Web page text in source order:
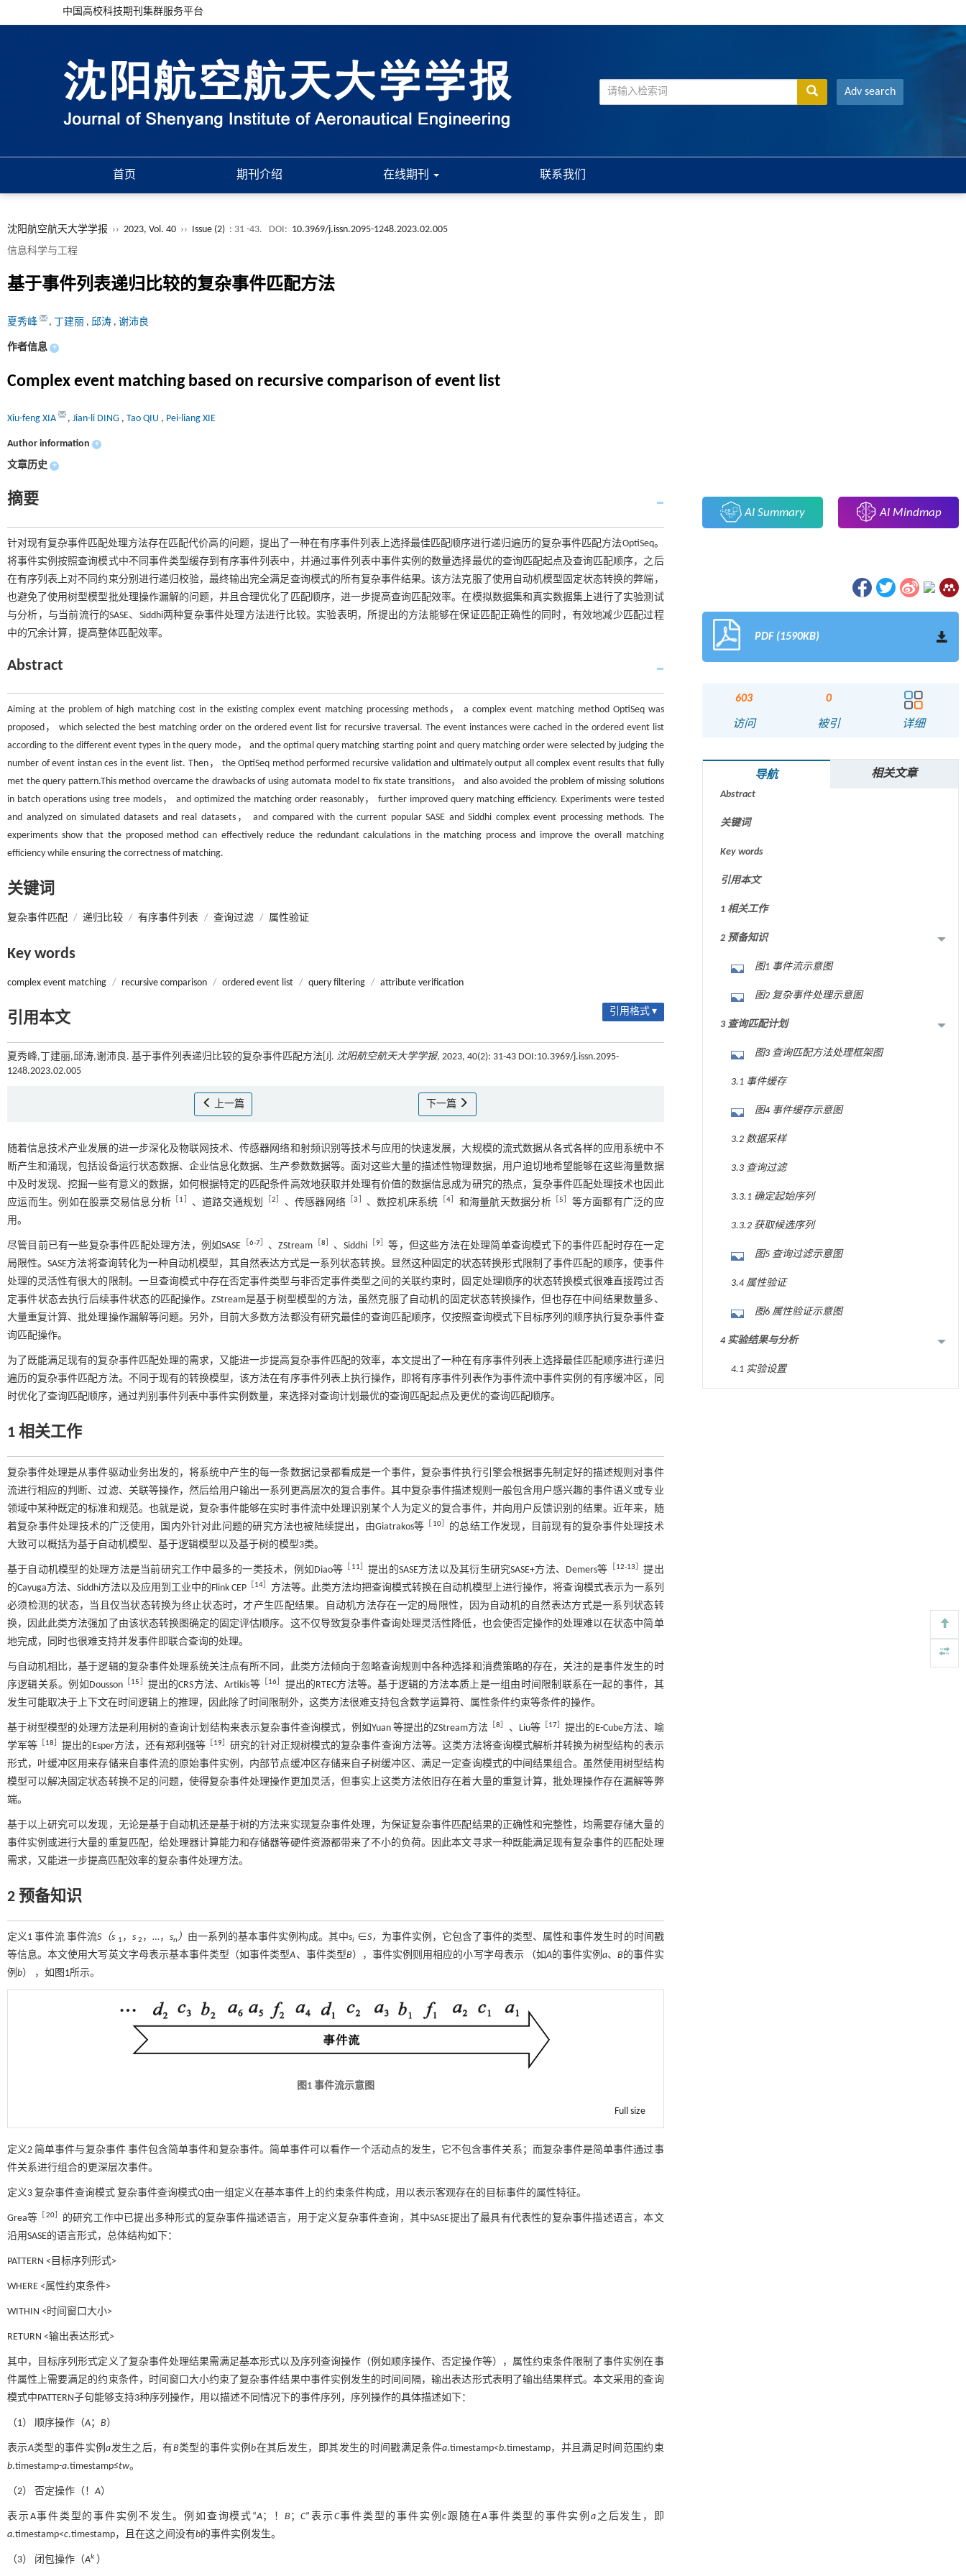
中国高校科技期刊集群服务平台
Adv search
首页 期刊介绍 在线期刊 联系我们
沈阳航空航天大学学报 ›› 2023, Vol. 40 ›› Issue (2) : 31 -43. DOI: 10.3969/j.issn.2095-1248.2023.02.005
信息科学与工程
基于事件列表递归比较的复杂事件匹配方法
夏秀峰 , 丁建丽 , 邱涛 , 谢沛良
作者信息 +
Complex event matching based on recursive comparison of event list
Xiu-feng XIA , Jian-li DING , Tao QIU , Pei-liang XIE
Author information +
文章历史 +
摘要
针对现有复杂事件匹配处理方法存在匹配代价高的问题，提出了一种在有序事件列表上选择最佳匹配顺序进行递归遍历的复杂事件匹配方法OptiSeq。
将事件实例按照查询模式中不同事件类型缓存到有序事件列表中，并通过事件列表中事件实例的数量选择最优的查询匹配起点及查询匹配顺序，之后
在有序列表上对不同约束分别进行递归校验，最终输出完全满足查询模式的所有复杂事件结果。该方法克服了使用自动机模型固定状态转换的弊端，
也避免了使用树型模型批处理操作漏解的问题，并且合理优化了匹配顺序，进一步提高查询匹配效率。在模拟数据集和真实数据集上进行了实验测试
与分析，与当前流行的SASE、Siddhi两种复杂事件处理方法进行比较。实验表明，所提出的方法能够在保证匹配正确性的同时，有效地减少匹配过程
中的冗余计算，提高整体匹配效率。
Abstract
Aiming at the problem of high matching cost in the existing complex event matching processing methods， a complex event matching method OptiSeq was
proposed， which selected the best matching order on the ordered event list for recursive traversal. The event instances were cached in the ordered event list
according to the different event types in the query mode， and the optimal query matching starting point and query matching order were selected by judging the
number of event instan ces in the event list. Then， the OptiSeq method performed recursive validation and ultimately output all complex event results that fully
met the query pattern.This method overcame the drawbacks of using automata model to fix state transitions， and also avoided the problem of missing solutions
in batch operations using tree models， and optimized the matching order reasonably， further improved query matching efficiency. Experiments were tested
and analyzed on simulated datasets and real datasets， and compared with the current popular SASE and Siddhi complex event processing methods. The
experiments show that the proposed method can effectively reduce the redundant calculations in the matching process and improve the overall matching
efficiency while ensuring the correctness of matching.
关键词
复杂事件匹配 / 递归比较 / 有序事件列表 / 查询过滤 / 属性验证
Key words
complex event matching / recursive comparison / ordered event list / query filtering / attribute verification
引用本文 引用格式 ▾
夏秀峰,丁建丽,邱涛,谢沛良. 基于事件列表递归比较的复杂事件匹配方法[J]. 沈阳航空航天大学学报, 2023, 40(2): 31-43 DOI:10.3969/j.issn.2095-
1248.2023.02.005
上一篇 下一篇
随着信息技术产业发展的进一步深化及物联网技术、传感器网络和射频识别等技术与应用的快速发展，大规模的流式数据从各式各样的应用系统中不
断产生和涌现，包括设备运行状态数据、企业信息化数据、生产参数数据等。面对这些大量的描述性物理数据，用户迫切地希望能够在这些海量数据
中及时发现、挖掘一些有意义的数据，如何根据特定的匹配条件高效地获取并处理有价值的数据信息成为研究的热点，复杂事件匹配处理技术也因此
应运而生。例如在股票交易信息分析
1 、道路交通规划 ［2 、传感器网络 ［3 、数控机床系统 4］ 和海量航天数据分析［5
等方面都有广泛的应
用。
尽管目前已有一些复杂事件匹配处理方法，例如SASE 6-7］ 、ZStream 8 、Siddhi 9］等，但这些方法在处理简单查询模式下的事件匹配时存在一定
局限性。SASE方法将查询转化为一种自动机模型，其自然表达方式是一系列状态转换。显然这种固定的状态转换形式限制了事件匹配的顺序，使事件
处理的灵活性有很大的限制。一旦查询模式中存在否定事件类型与非否定事件类型之间的关联约束时，固定处理顺序的状态转换模式很难直接跨过否
定事件状态去执行后续事件状态的匹配操作。ZStream是基于树型模型的方法，虽然克服了自动机的固定状态转换操作，但也存在中间结果数量多、
大量重复计算、批处理操作漏解等问题。另外，目前大多数方法都没有研究最佳的查询匹配顺序，仅按照查询模式下目标序列的顺序执行复杂事件查
询匹配操作。
为了既能满足现有的复杂事件匹配处理的需求，又能进一步提高复杂事件匹配的效率，本文提出了一种在有序事件列表上选择最佳匹配顺序进行递归
遍历的复杂事件匹配方法。不同于现有的转换模型，该方法在有序事件列表上执行操作，即将有序事件列表作为事件流中事件实例的有序缓冲区，同
时优化了查询匹配顺序，通过判别事件列表中事件实例数量，来选择对查询计划最优的查询匹配起点及更优的查询匹配顺序。
1 相关工作
复杂事件处理是从事件驱动业务出发的，将系统中产生的每一条数据记录都看成是一个事件，复杂事件执行引擎会根据事先制定好的描述规则对事件
流进行相应的判断、过滤、关联等操作，然后给用户输出一系列更高层次的复合事件。其中复杂事件描述规则一般包含用户感兴趣的事件语义或专业
领域中某种既定的标准和规范。也就是说，复杂事件能够在实时事件流中处理识别某个人为定义的复合事件，并向用户反馈识别的结果。近年来，随
着复杂事件处理技术的广泛使用，国内外针对此问题的研究方法也被陆续提出，由Giatrakos等
10］
的总结工作发现，目前现有的复杂事件处理技术
大致可以概括为基于自动机模型、基于逻辑模型以及基于树的模型3类。
基于自动机模型的处理方法是当前研究工作中最多的一类技术，例如Diao等 11 ］提出的SASE方法以及其衍生研究SASE+方法、Demers等 12-13 ］提出
的Cayuga方法、Siddhi方法以及应用到工业中的Flink CEP
14
方法等。此类方法均把查询模式转换在自动机模型上进行操作，将查询模式表示为一系列
必须检测的状态，当且仅当状态转换为终止状态时，才产生匹配结果。自动机方法存在一定的局限性，因为自动机的自然表达方式是一系列状态转
换，因此此类方法强加了由该状态转换图确定的固定评估顺序。这不仅导致复杂事件查询处理灵活性降低，也会使否定操作的处理难以在状态中简单
地完成，同时也很难支持并发事件即联合查询的处理。
与自动机相比，基于逻辑的复杂事件处理系统关注点有所不同，此类方法倾向于忽略查询规则中各种选择和消费策略的存在，关注的是事件发生的时
序逻辑关系。例如Dousson［ 15 提出的CRS方法、Artikis等［ 16
提出的RTEC方法等。基于逻辑的方法本质上是一组由时间限制联系在一起的事件，其
发生可能取决于上下文在时间逻辑上的推理，因此除了时间限制外，这类方法很难支持包含数学运算符、属性条件约束等条件的操作。
基于树型模型的处理方法是利用树的查询计划结构来表示复杂事件查询模式，例如Yuan 等提出的ZStream方法 ［8 、Liu等［ 17］提出的E-Cube方法、喻
学军等
18 ］提出的Esper方法，还有郑利强等［ 19］ 研究的针对正规树模式的复杂事件查询方法等。这类方法将查询模式解析并转换为树型结构的表示
形式，叶缓冲区用来存储来自事件流的原始事件实例，内部节点缓冲区存储来自子树缓冲区、满足一定查询模式的中间结果组合。虽然使用树型结构
模型可以解决固定状态转换不足的问题，使得复杂事件处理操作更加灵活，但事实上这类方法依旧存在着大量的重复计算，批处理操作存在漏解等弊
端。
基于以上研究可以发现，无论是基于自动机还是基于树的方法来实现复杂事件处理，为保证复杂事件匹配结果的正确性和完整性，均需要存储大量的
事件实例或进行大量的重复匹配，给处理器计算能力和存储器等硬件资源都带来了不小的负荷。因此本文寻求一种既能满足现有复杂事件的匹配处理
需求，又能进一步提高匹配效率的复杂事件处理方法。
2 预备知识
定义1 事件流 事件流S（s 1 ， s 2 ，…， sn） 由一系列的基本事件实例构成。其中si ∈S， 为事件实例，它包含了事件的类型、属性和事件发生时的时间戳
等信息。本文使用大写英文字母表示基本事件类型（如事件类型A、事件类型B），事件实例则用相应的小写字母表示 （如A的事件实例a、B 的事件实
例 b） ，如 图1所示。
图1 事件流示意图
Full size
定义2 简单事件与复杂事件 事件包含简单事件和复杂事件。简单事件可以看作一个活动点的发生，它不包含事件关系；而复杂事件是简单事件通过事
件关系进行组合的更深层次事件。
定义3 复杂事件查询模式 复杂事件查询模式Q由一组定义在基本事件上的约束条件构成，用以表示客观存在的目标事件的属性特征。
Grea等 20］
的研究工作中已提出多种形式的复杂事件描述语言，用于定义复杂事件查询，其中SASE提出了最具有代表性的复杂事件描述语言，本文
沿用SASE的语言形式，总体结构如下：
PATTERN <目标序列形式>
WHERE <属性约束条件>
WITHIN <时间窗口大小>
RETURN <输出表达形式>
其中，目标序列形式定义了复杂事件处理结果需满足基本形式以及序列查询操作（例如顺序操作、否定操作等），属性约束条件限制了事件实例在事
件属性上需要满足的约束条件，时间窗口大小约束了复杂事件结果中事件实例发生的时间间隔，输出表达形式表明了输出结果样式。本文采用的查询
模式中PATTERN子句能够支持3种序列操作，用以描述不同情况下的事件序列，序列操作的具体描述如下：
（1） 顺序操作（A； B）
表示A类型的事件实例a发生之后，有 B类型的事件实例b在其后发生，即其发生的时间戳满足条件a.timestamp<b.timestamp，并且满足时间范围约束
b.timestamp-a.timestamp≤tw。
（2） 否定操作（！A）
表示A事件类型的事件实例不发生。例如查询模式“A；！B ；C”表示C事件类型的事件实例c跟随在A事件类型的事件实例 a之后发生，即
a.timestamp<c.timestamp，且在这之间没有b的事件实例发生。
（3） 闭包操作（Ak ）
AI Summary AI Mindmap
PDF (1590KB)
603
访问
0
被引 详细
导航 相关文章
Abstract
关键词
Key words
引用本文
1 相关工作
2 预备知识
图1 事件流示意图
图2 复杂事件处理示意图
3 查询匹配计划
图3 查询匹配方法处理框架图
3.1 事件缓存
图4 事件缓存示意图
3.2 数据采样
3.3 查询过滤
3.3.1 确定起始序列
3.3.2 获取候选序列
图5 查询过滤示意图
3.4 属性验证
图6 属性验证示意图
4 实验结果与分析
4.1 实验设置